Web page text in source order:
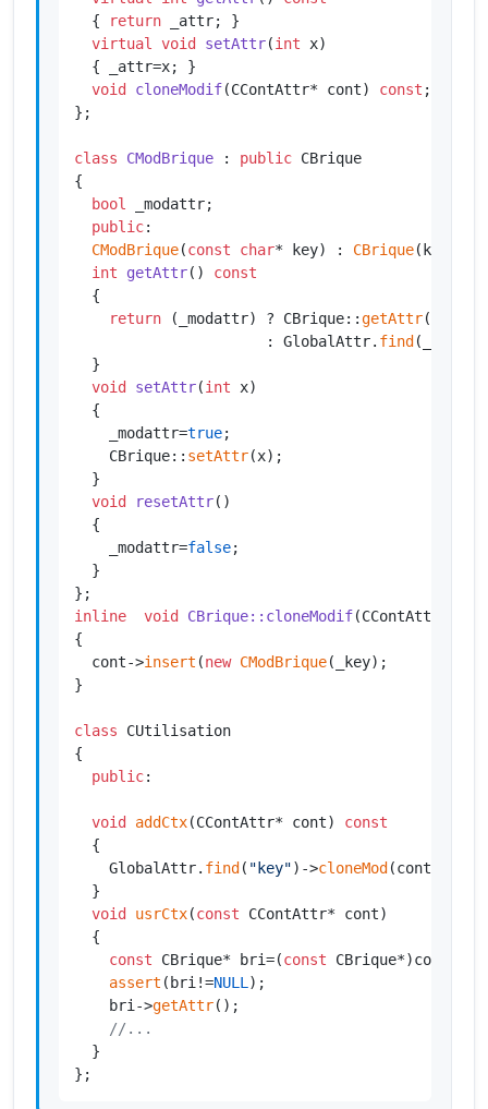
{
return _attr; }
virtual
void setAttr(int x)
{ _attr=x; }
void cloneModif(CContAttr* cont) const ;
};
class CModBrique : public CBrique
{
bool
_modattr;
public:
CModBrique(const char* key) : CBrique(key),
int
getAttr()
const
{
return (_modattr) ? CBrique::getAttr()
                      : GlobalAttr.
find(_key)->
  }
void setAttr(int x)
{
    _modattr=
true;
    CBrique::
setAttr(x);
  }
void
resetAttr()
{
    _modattr=
false;
  }
inline
void CBrique::cloneModif(CContAttr*
{
  cont->
insert (new CModBrique(_key);
}
class CUtilisation
{
public:
void addCtx(CContAttr* cont) const
  {
    GlobalAttr.
find( "key")->cloneMod(cont);
  }
void usrCtx(const CContAttr* cont)
  {
const CBrique* bri=(const CBrique*)cont->
assert (bri!=NULL );
    bri->
getAttr();
//...
  }
};